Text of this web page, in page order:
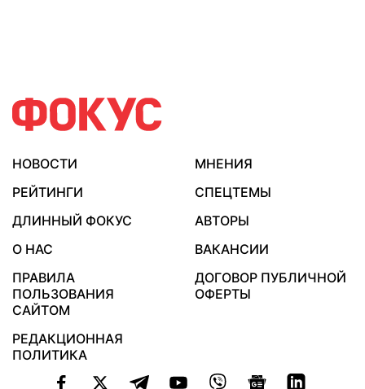
НОВОСТИ
МНЕНИЯ
РЕЙТИНГИ
СПЕЦТЕМЫ
ДЛИННЫЙ ФОКУС
АВТОРЫ
О НАС
ВАКАНСИИ
ПРАВИЛА
ПОЛЬЗОВАНИЯ
САЙТОМ
ДОГОВОР ПУБЛИЧНОЙ
ОФЕРТЫ
РЕДАКЦИОННАЯ
ПОЛИТИКА